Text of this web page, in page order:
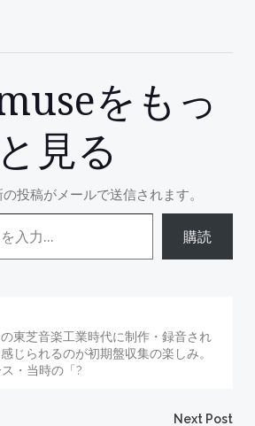
をもっ
と見る
投稿がメールで送信されます。
購読
東芝音楽工業時代に制作・録音され
じられるのが初期盤収集の楽しみ。
・当時の「?
Next Post